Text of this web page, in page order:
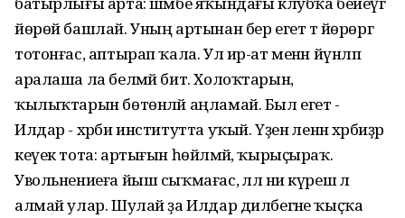
йөрөй башлай. Уның артынан бер егет тә йөрөргә
тотонғас, аптырап ҡала. Ул ир-ат менән йүнләп
аралаша ла белмәй бит. Холоҡтарын,
ҡылыҡтарын бөтөнләй аңламай. Был егет -
Илдар - хәрби институтта уҡый. Үҙен әленән хәрбиҙәр
кеүек тота: артығын һөйләмәй, ҡырыҫыраҡ.
Увольнениеға йыш сыҡмағас, әллә ни күрешә лә
алмай улар. Шулай ҙа Илдар дилбегәне ҡыҫҡа